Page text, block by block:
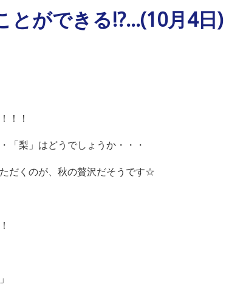
とができる!?…(10月4日)
！！
「梨」はどうでしょうか・・・
だくのが、秋の贅沢だそうです☆